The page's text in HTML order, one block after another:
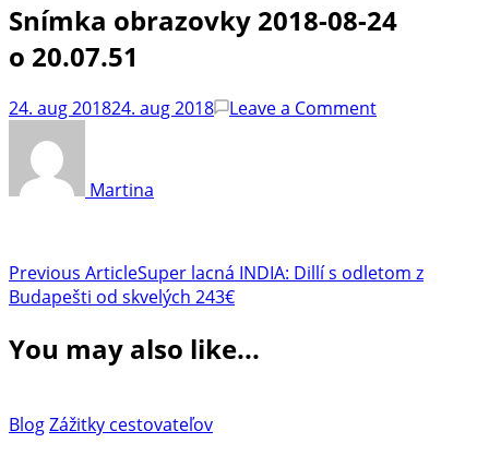
Snímka obrazovky 2018-08-24
o 20.07.51
24. aug 201824. aug 2018 Leave a Commenton
Martina
Post
Navigation
Previous ArticleSuper lacná INDIA: Dillí s odletom z
Budapešti od skvelých 243€
You may also like...
BlogZážitky cestovateľov